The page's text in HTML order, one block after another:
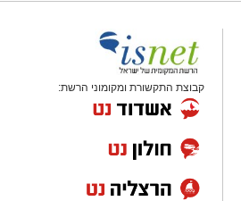
קבוצת התקשורת ומקומוני הרשת: